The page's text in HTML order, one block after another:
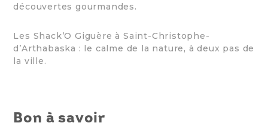
découvertes gourmandes.
Les Shack’O Giguère à Saint-Christophe-
d’Arthabaska : le calme de la nature, à deux pas de
la ville.
Bon à savoir